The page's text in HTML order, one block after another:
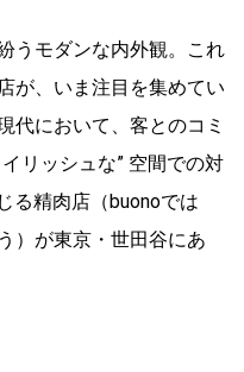
うモダンな内外観。これ
が、いま注目を集めてい
代において、客とのコミ
リッシュな” 空間での対
る精肉店（buonoでは
）が東京・世田谷にあ